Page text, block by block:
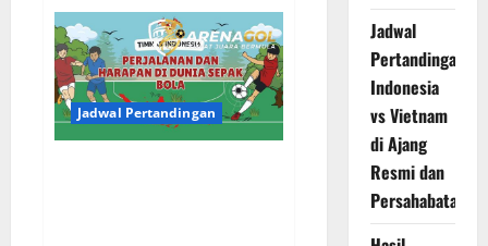
Jerman,
Mengapa
Mereka
Selalu
Jadi
Ancaman
Besar
di
Panggung
Jadwal Pertandingan
Jadwal
Pertandingan
Indonesia
vs Vietnam
di Ajang
Resmi dan
Persahabatan